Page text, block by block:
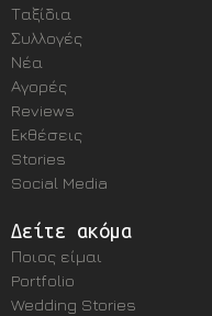
Ταξίδια
Συλλογές
Νέα
Αγορές
Reviews
Εκθέσεις
Stories
Social Media
Δείτε ακόμα
Ποιος είμαι
Portfolio
Wedding Stories